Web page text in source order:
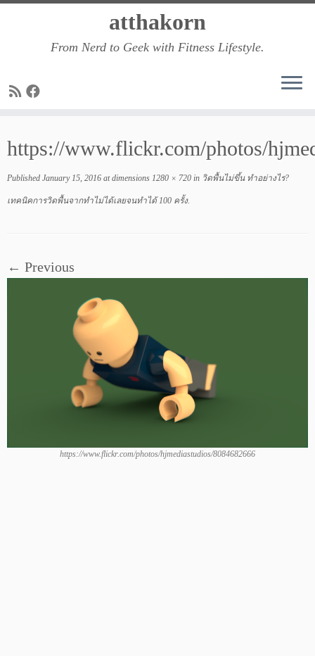
atthakorn
From Nerd to Geek with Fitness Lifestyle.
https://www.flickr.com/photos/
Published January 15, 2016 at dimensions 1280 × 720 in วิดพื้นไม่ขึ้น ทำอย่างไร?
เทคนิคการวิดพื้นจากทำไม่ได้เลยจนทำได้ 100 ครั้ง.
← Previous
https://www.flickr.com/photos/hjmediastudios/8084682666